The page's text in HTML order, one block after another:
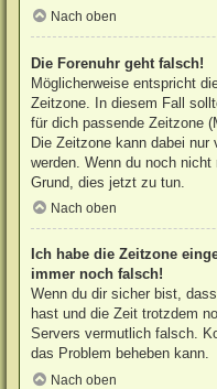
Nach oben
Die Forenuhr geht falsch!
Möglicherweise entspricht
Zeitzone. In diesem Fall
für dich passende Zeitzone
Die Zeitzone kann dabei nur
werden. Wenn du noch
Grund, dies jetzt zu tun.
Nach oben
Ich habe die Zeitzone
immer noch falsch!
Wenn du dir sicher bist,
hast und die Zeit trotzdem
Servers vermutlich falsch.
das Problem beheben kann.
Nach oben